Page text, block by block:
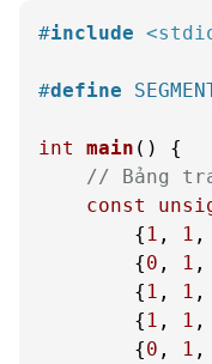
#include
#define
int main ()
{
// Bảng
const
        {
1 , 1 ,
        {
0 , 1 ,
        {
1 , 1 ,
        {
1 , 1 ,
        {
0 , 1 ,